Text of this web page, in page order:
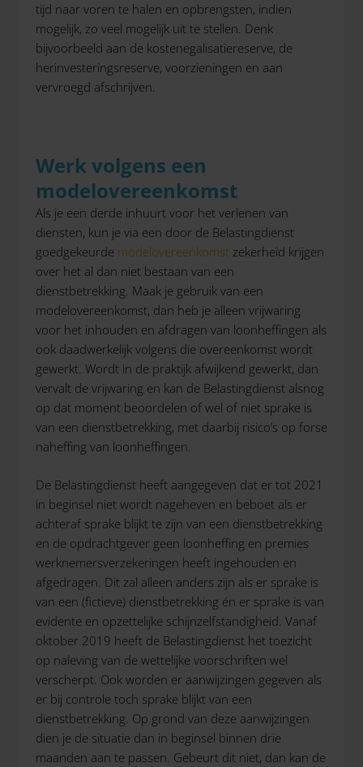
tijd naar voren te halen en opbrengsten, indien
mogelijk, zo veel mogelijk uit te stellen. Denk
bijvoorbeeld aan de kostenegalisatiereserve, de
herinvesteringsreserve, voorzieningen en aan
vervroegd afschrijven.
Werk volgens een
modelovereenkomst
Als je een derde inhuurt voor het verlenen van
diensten, kun je via een door de Belastingdienst
goedgekeurde modelovereenkomst zekerheid krijgen
over het al dan niet bestaan van een
dienstbetrekking. Maak je gebruik van een
modelovereenkomst, dan heb je alleen vrijwaring
voor het inhouden en afdragen van loonheffingen als
ook daadwerkelijk volgens die overeenkomst wordt
gewerkt. Wordt in de praktijk afwijkend gewerkt, dan
vervalt de vrijwaring en kan de Belastingdienst alsnog
op dat moment beoordelen of wel of niet sprake is
van een dienstbetrekking, met daarbij risico’s op forse
naheffing van loonheffingen.
De Belastingdienst heeft aangegeven dat er tot 2021
in beginsel niet wordt nageheven en beboet als er
achteraf sprake blijkt te zijn van een dienstbetrekking
en de opdrachtgever geen loonheffing en premies
werknemersverzekeringen heeft ingehouden en
afgedragen. Dit zal alleen anders zijn als er sprake is
van een (fictieve) dienstbetrekking én er sprake is van
evidente en opzettelijke schijnzelfstandigheid. Vanaf
oktober 2019 heeft de Belastingdienst het toezicht
op naleving van de wettelijke voorschriften wel
verscherpt. Ook worden er aanwijzingen gegeven als
er bij controle toch sprake blijkt van een
dienstbetrekking. Op grond van deze aanwijzingen
dien je de situatie dan in beginsel binnen drie
maanden aan te passen. Gebeurt dit niet, dan kan de